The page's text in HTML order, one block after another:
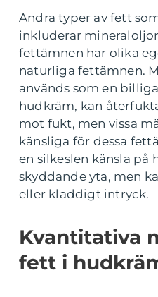
Andra typer av fett
inkluderar
fettämnen har olika
naturliga fettämnen.
används som en
hudkräm, kan
mot fukt, men vissa
känsliga för dessa
en silkeslen känsla på
skyddande yta, men
eller kladdigt intryck.
Kvantitativa
fett i